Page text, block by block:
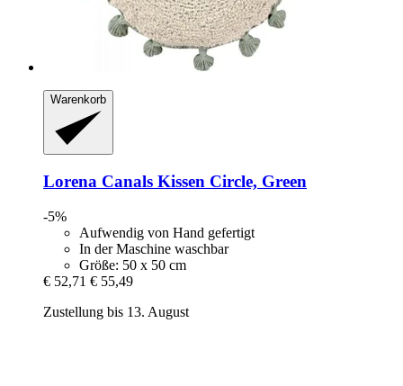
Warenkorb
Lorena Canals Kissen Circle, Green
-5%
Aufwendig von Hand gefertigt
In der Maschine waschbar
Größe: 50 x 50 cm
€ 52,71 € 55,49
Zustellung bis 13. August